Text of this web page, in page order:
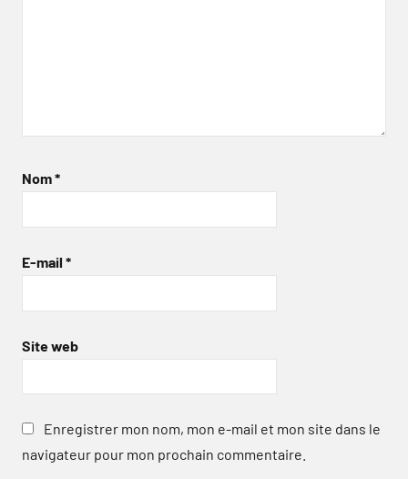
Nom*
E-mail *
Site web
Enregistrer mon nom, mon e-mail et mon site dans le
navigateur pour mon prochain commentaire.